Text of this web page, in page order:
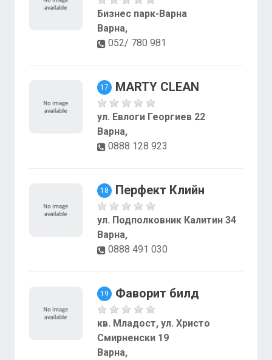
Бизнес парк-Варна
Варна,
052/ 780 981
17 MARTY CLEAN
ул. Евлоги Георгиев 22
Варна,
0888 128 923
18 Перфект Клийн
ул. Подполковник Калитин 34
Варна,
0888 491 030
19 Фаворит билд
кв. Младост, ул. Христо
Смирненски 19
Варна,